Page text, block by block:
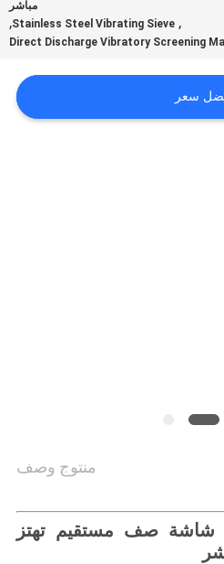
مباشر
,
Stainless Steel Vibrating Sieve
,
Direct Discharge Vibratory Screening
سعر
منتوج وصف
شاشة صف مستقيم تهتز